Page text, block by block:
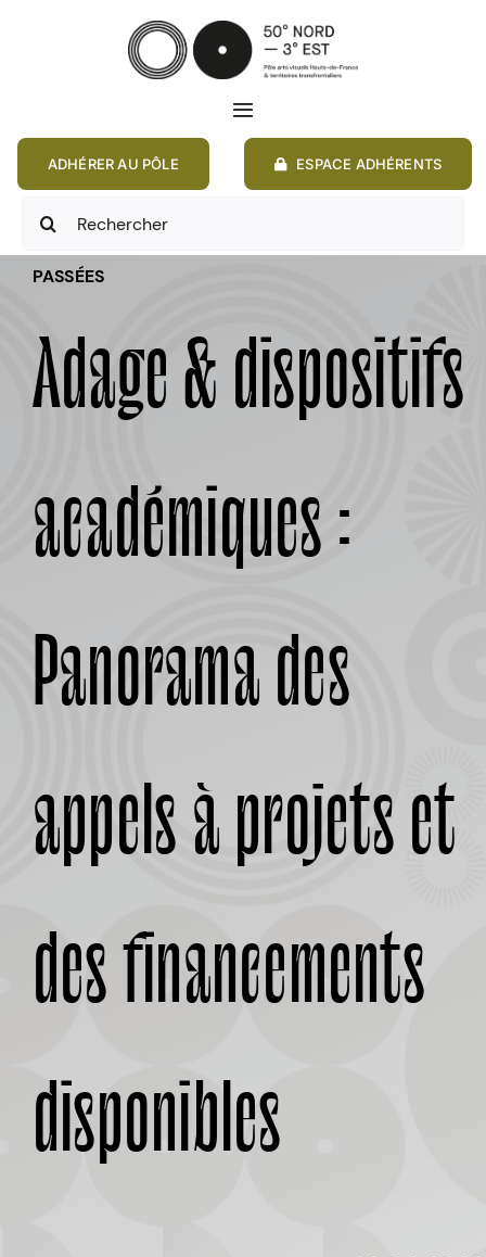
Toggle
Navigation
ANNONCES
À PROPOS
ADHÉRER AU PÔLE ESPACE ADHÉRENTS
Rechercher:
PASSÉES
Adage & dispositifs
académiques :
Panorama des
appels à projets et
des financements
disponibles